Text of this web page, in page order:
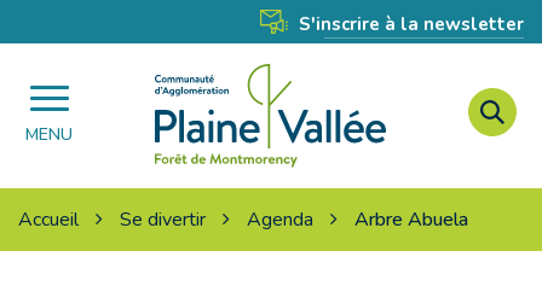
S'inscrire à la newsletter
MENU
Agglomération
Plaine
Vallée
Accueil Se divertir Agenda Arbre Abuela